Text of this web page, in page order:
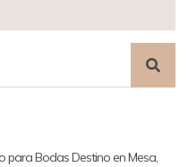
para Bodas Destino en Mesa,